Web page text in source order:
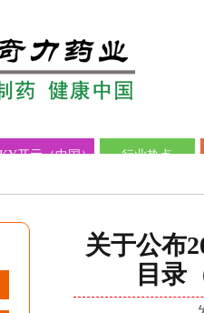
KY开元（中国）
行业热点
关于公布
目录